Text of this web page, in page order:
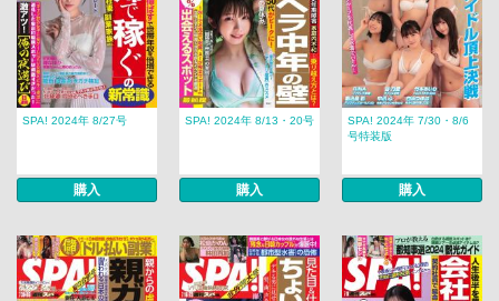
SPA! 2024年 8/27号
購入
SPA! 2024年 8/13・20号
購入
SPA! 2024年 7/30・8/6
号特装版
購入